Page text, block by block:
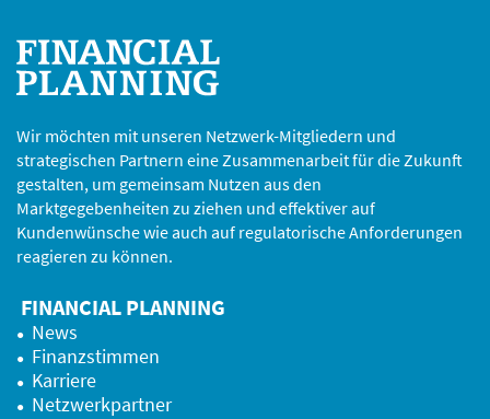
Wir möchten mit unseren Netzwerk-Mitgliedern und
strategischen Partnern eine Zusammenarbeit für die Zukunft
gestalten, um gemeinsam Nutzen aus den
Marktgegebenheiten zu ziehen und effektiver auf
Kundenwünsche wie auch auf regulatorische Anforderungen
reagieren zu können.
FINANCIAL PLANNING
News
Finanzstimmen
Karriere
Netzwerkpartner